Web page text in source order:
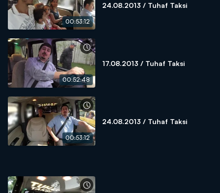
00:53:12
24.08.2013 / Tuhaf Taksi
00:52:48
17.08.2013 / Tuhaf Taksi
00:53:12
24.08.2013 / Tuhaf Taksi